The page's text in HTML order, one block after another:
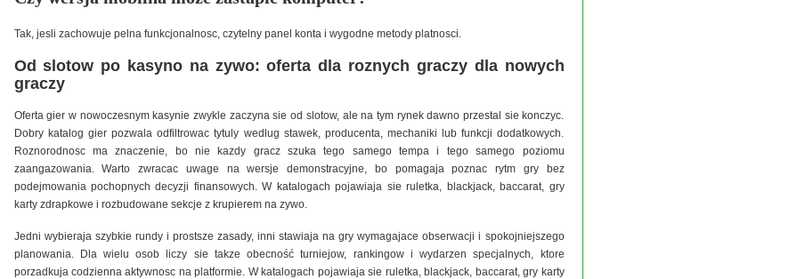
Tak, jesli zachowuje pelna funkcjonalnosc, czytelny panel konta i wygodne metody platnosci.
Od slotow po kasyno na zywo: oferta dla roznych graczy dla nowych
graczy
Oferta gier w nowoczesnym kasynie zwykle zaczyna sie od slotow, ale na tym rynek dawno przestal sie konczyc.
Dobry katalog gier pozwala odfiltrowac tytuly wedlug stawek, producenta, mechaniki lub funkcji dodatkowych.
Roznorodnosc ma znaczenie, bo nie kazdy gracz szuka tego samego tempa i tego samego poziomu
zaangazowania. Warto zwracac uwage na wersje demonstracyjne, bo pomagaja poznac rytm gry bez
podejmowania pochopnych decyzji finansowych. W katalogach pojawiaja sie ruletka, blackjack, baccarat, gry
karty zdrapkowe i rozbudowane sekcje z krupierem na zywo.
Jedni wybieraja szybkie rundy i prostsze zasady, inni stawiaja na gry wymagajace obserwacji i spokojniejszego
planowania. Dla wielu osob liczy sie takze obecność turniejow, rankingow i wydarzen specjalnych, ktore
porzadkuja codzienna aktywnosc na platformie. W katalogach pojawiaja sie ruletka, blackjack, baccarat, gry karty